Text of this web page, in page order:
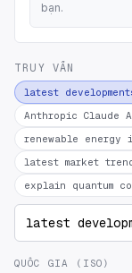
bạn.
TRUY VẤN
latest
Anthropic Claude
renewable energy
latest market
explain quantum
QUỐC GIA (ISO)